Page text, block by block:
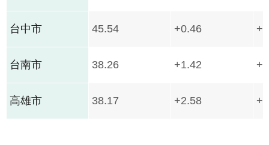
台中市 45.54 +0.46
台南市 38.26 +1.42
高雄市 38.17 +2.58